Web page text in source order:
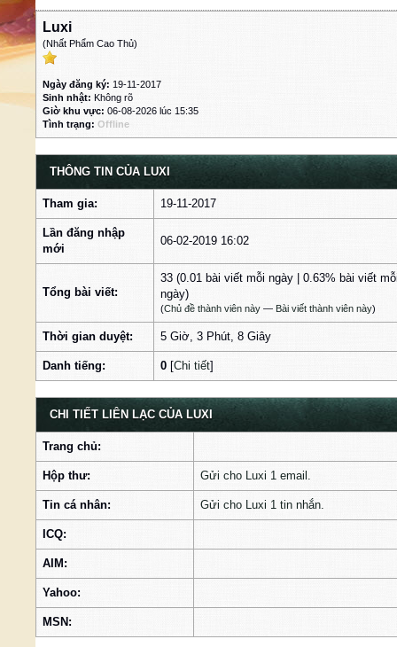
Luxi
(Nhất Phẩm Cao Thủ)
Ngày đăng ký: 19-11-2017
Sinh nhật: Không rõ
Giờ khu vực: 06-08-2026 lúc 15:35
Tình trạng: Offline
THÔNG TIN CỦA LUXI
Tham gia: 19-11-2017
Lần đăng nhập
mới
06-02-2019 16:02
Tổng bài viết:
33 (0.01 bài viết mỗi ngày | 0.63% bài viết
ngày)
(Chủ đề thành viên này — Bài viết thành viên này)
Thời gian duyệt: 5 Giờ, 3 Phút, 8 Giây
Danh tiếng: 0 [Chi tiết]
CHI TIẾT LIÊN LẠC CỦA LUXI
Trang chủ:
Hộp thư: Gửi cho Luxi 1 email.
Tin cá nhân: Gửi cho Luxi 1 tin nhắn.
ICQ:
AIM:
Yahoo:
MSN: